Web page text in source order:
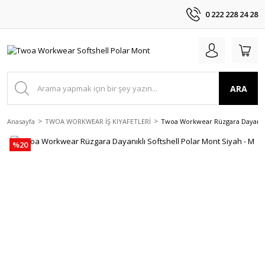
0 222 228 24 28
ARA
Anasayfa TWOA WORKWEAR İŞ KIYAFETLERİ Twoa Workwear Rüzgara
%20